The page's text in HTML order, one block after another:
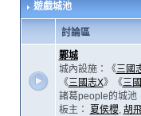
遊戲城池
討論區
鄴城
城內設施：《三國
《三國志X》《三
諸葛people的城池
板主：
夏侯櫻, 胡